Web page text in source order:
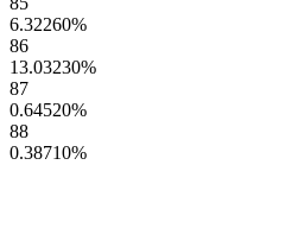
6.32260%
86
13.03230%
87
0.64520%
88
0.38710%